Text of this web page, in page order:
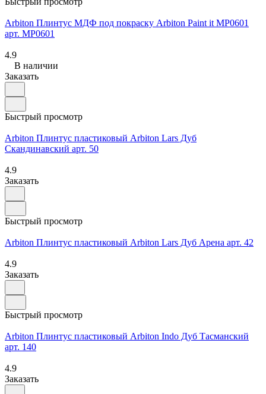
Arbiton Плинтус МДФ под покраску Arbiton Paint it MP0601
арт. MP0601
4.9
В наличии
Заказать
Быстрый просмотр
Arbiton Плинтус пластиковый Arbiton Lars Дуб
Скандинавский арт. 50
4.9
Заказать
Быстрый просмотр
Arbiton Плинтус пластиковый Arbiton Lars Дуб Арена арт. 42
4.9
Заказать
Быстрый просмотр
Arbiton Плинтус пластиковый Arbiton Indo Дуб Тасманский
арт. 140
4.9
Заказать